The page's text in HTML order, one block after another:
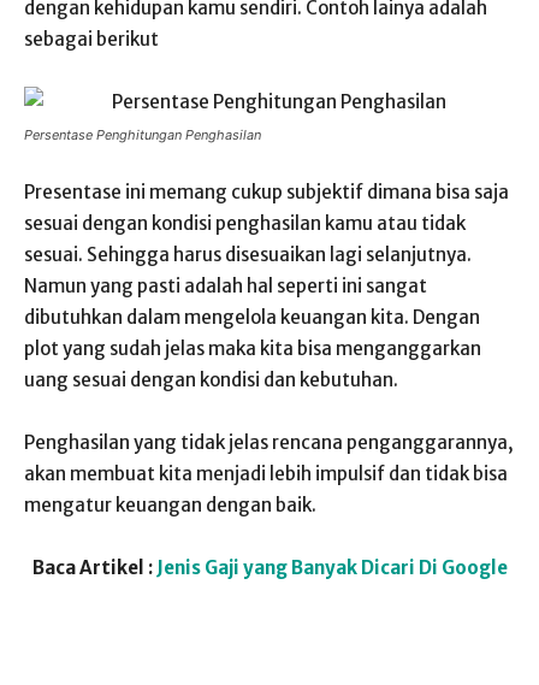
dengan kehidupan kamu sendiri. Contoh lainya adalah
sebagai berikut
Persentase Penghitungan Penghasilan
Presentase ini memang cukup subjektif dimana bisa saja
sesuai dengan kondisi penghasilan kamu atau tidak
sesuai. Sehingga harus disesuaikan lagi selanjutnya.
Namun yang pasti adalah hal seperti ini sangat
dibutuhkan dalam mengelola keuangan kita. Dengan
plot yang sudah jelas maka kita bisa menganggarkan
uang sesuai dengan kondisi dan kebutuhan.
Penghasilan yang tidak jelas rencana penganggarannya,
akan membuat kita menjadi lebih impulsif dan tidak bisa
mengatur keuangan dengan baik.
Baca Artikel : Jenis Gaji yang Banyak Dicari Di Google